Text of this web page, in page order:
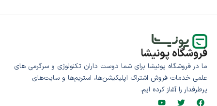
فروشگاه پونیشا
ما در فروشگاه پونیشا برای شما دوست داران تکنولوژی و سرگرمی های
علمی خدمات فروش اشتراک اپلیکیشن‌ها، استریم‌ها و سایت‌های
پرطرفدار را آغاز کرده ایم.